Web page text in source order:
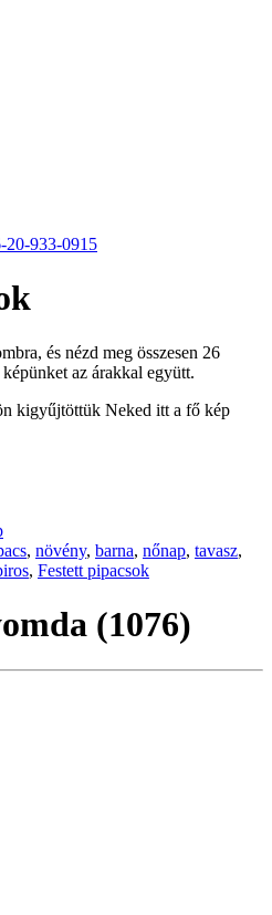
20-933-0915
és nézd meg összesen 26
az árakkal együtt.
kigyűjtöttük Neked itt a fő kép
, növény, barna, nőnap, tavasz,
, Festett pipacsok
(1076)